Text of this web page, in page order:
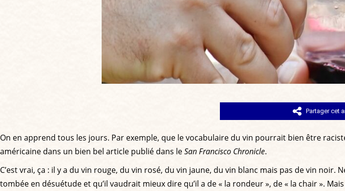
Partager cet
On en apprend tous les jours. Par exemple, que le vocabulaire du vin pourrait bien être
américaine dans un bien bel article publié dans leSan Francisco Chronicle.
C’est vrai, ça : il y a du vin rouge, du vin rosé, du vin jaune, du vin blanc mais pas de vin
tombée en désuétude et qu’il vaudrait mieux dire qu’il a de « la rondeur », de « la chair ».